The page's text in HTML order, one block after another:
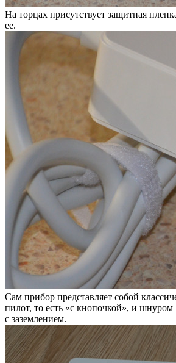
На торцах присутствует защитная
ее.
Сам прибор представляет собой
пилот, то есть «с кнопочкой», и
с заземлением.